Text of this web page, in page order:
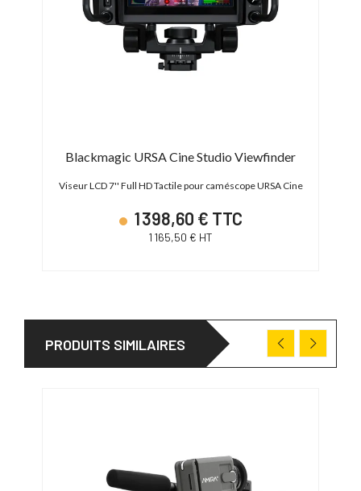
Blackmagic URSA Cine Studio Viewfinder
Viseur LCD 7'' Full HD Tactile pour caméscope URSA Cine
1 398,60 € TTC
1 165,50 € HT
PRODUITS SIMILAIRES